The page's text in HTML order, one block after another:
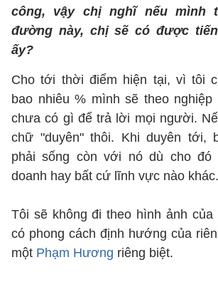
công, vậy chị nghĩ nếu mình
đường này, chị sẽ có được
ấy?
Cho tới thời điểm hiện tại, vì tôi
bao nhiêu % mình sẽ theo nghiệp
chưa có gì để trả lời mọi người.
chữ "duyên" thôi. Khi duyên tới,
phải sống còn với nó dù cho đó
doanh hay bất cứ lĩnh vực nào khác.
Tôi sẽ không đi theo hình ảnh
có phong cách định hướng của
một Phạm Hương riêng biệt.